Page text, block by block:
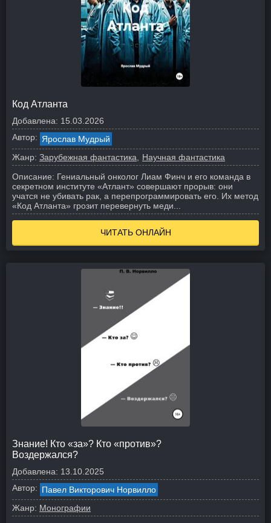
Код Атланта
Добавлена: 15.03.2026
Автор: Ярослав Мудрый
Жанр: Зарубежная фантастика
Научная фантастика
Описание: Гениальный онколог Лиам Финч и его команда в
секретном институте «Атлант» совершают прорыв: они
учатся не убивать рак, а перепрограммировать его. Их метод
«Код Атланта» грозит перевернуть меди...
ЧИТАТЬ ОНЛАЙН
Знание! Кто «за»? Кто «против»?
Воздержался?
Добавлена: 13.10.2025
Автор: Павел Викторович Норвилло
Жанр: Монографии